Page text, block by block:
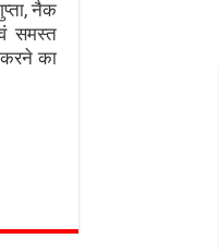
नैक
समस्त
करने का